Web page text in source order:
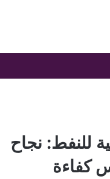
أمريكا وإيران
للنفط: نجاح
كفاءة